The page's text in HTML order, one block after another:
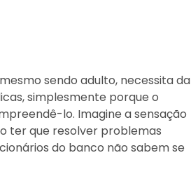
sendo adulto, necessita da
simplesmente porque o
lo. Imagine a sensação
ter que resolver problemas
do banco não sabem se